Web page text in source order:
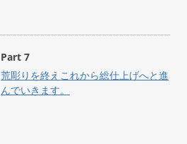
Part 7
荒彫りを終えこれから総仕上げへと進
んでいきます。